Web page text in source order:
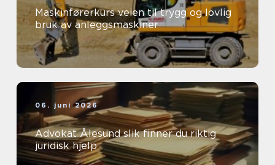
Maskinførerkurs veien til trygg og lovlig
bruk av anleggsmaskiner
06. juni 2026
Advokat Ålesund slik finner du riktig
juridisk hjelp